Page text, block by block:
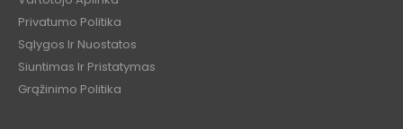
Privatumo Politika
Sąlygos Ir Nuostatos
Siuntimas Ir Pristatymas
Grąžinimo Politika